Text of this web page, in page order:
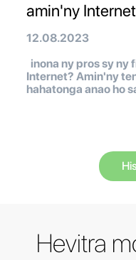
amin'ny
12.08.2023
inona ny pros sy ny
Internet? Amin'ny
hahatonga anao ho
Hevitra